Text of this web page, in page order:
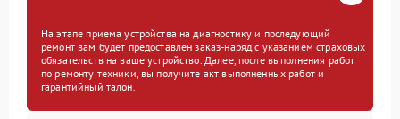
На этапе приема устройства на диагностику и последующий
ремонт вам будет предоставлен заказ-наряд с указанием страховых
обязательств на ваше устройство. Далее, после выполнения работ
по ремонту техники, вы получите акт выполненных работ и
гарантийный талон.